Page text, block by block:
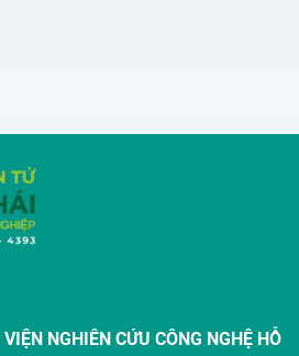
NGHIÊN CỨU CÔNG NGHỆ HỖ